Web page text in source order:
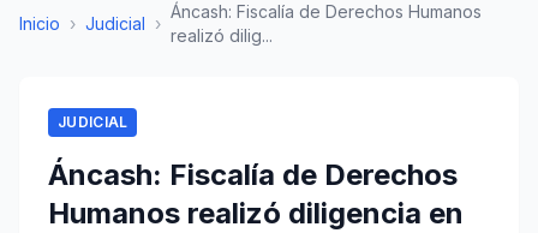
Inicio › Judicial ›
Áncash: Fiscalía de Derechos Humanos
realizó dilig...
JUDICIAL
Áncash: Fiscalía de Derechos
Humanos realizó diligencia en